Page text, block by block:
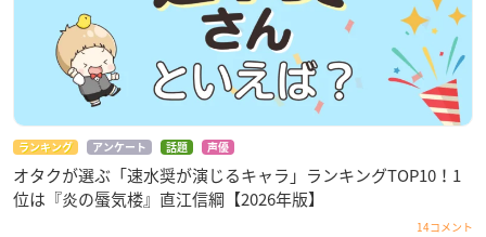
ランキング アンケート 話題 声優
オタクが選ぶ「速水奨が演じるキャラ」ランキングTOP10！1
位は『炎の蜃気楼』直江信綱【2026年版】
14コメント